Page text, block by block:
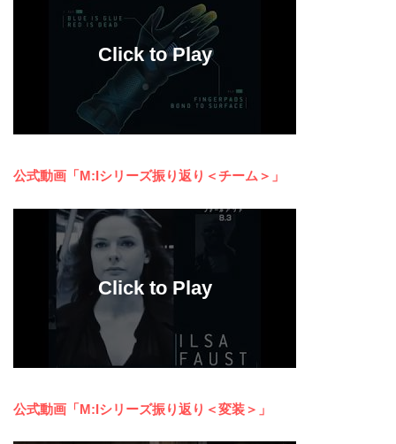
公式動画「M:Iシリーズ振り返り＜チーム＞」
公式動画「M:Iシリーズ振り返り＜変装＞」